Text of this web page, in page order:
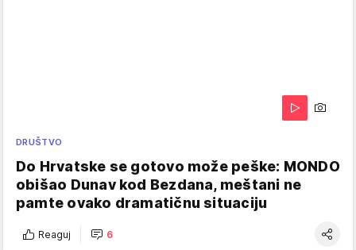
DRUŠTVO
Do Hrvatske se gotovo može peške: MONDO
obišao Dunav kod Bezdana, meštani ne
pamte ovako dramatičnu situaciju
Reaguj 6